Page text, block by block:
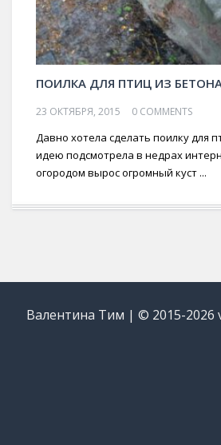
ПОИЛКА ДЛЯ ПТИЦ ИЗ
23 ОКТЯБРЯ, 2015 0 COMMENTS
Давно хотела сделать поилку для
идею подсмотрела в недрах
огородом вырос огромный куст ...
Валентина Тим | © 2015-2026